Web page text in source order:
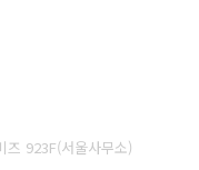
923F(서울사무소)